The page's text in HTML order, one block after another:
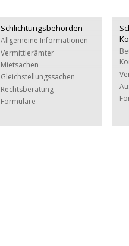
Schlichtungsbehörden
Allgemeine Informationen
Vermittlerämter
Mietsachen
Gleichstellungssachen
Rechtsberatung
Formulare